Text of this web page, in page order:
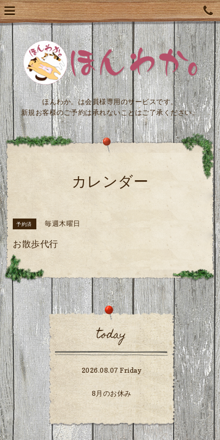
ほんわか。は会員様専用のサービスです。
新規お客様のご予約は承れないことはご了承ください。
カレンダー
予約済 毎週木曜日
お散歩代行
today
2026.08.07 Friday
8月のお休み